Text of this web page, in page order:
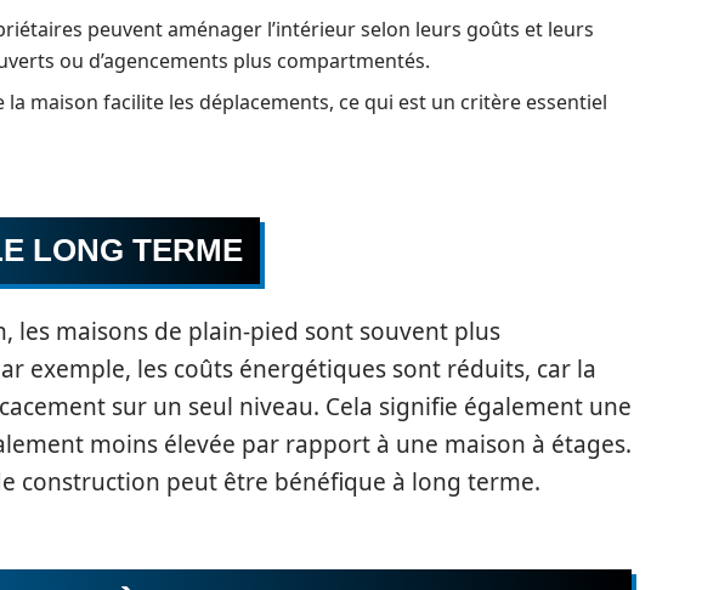
peuvent aménager l’intérieur selon leurs goûts et leurs
ou d’agencements plus compartmentés.
la maison facilite les déplacements, ce qui est un critère essentiel
LONG TERME
les maisons de plain-pied sont souvent plus
exemple, les coûts énergétiques sont réduits, car la
sur un seul niveau. Cela signifie également une
moins élevée par rapport à une maison à étages.
construction peut être bénéfique à long terme.